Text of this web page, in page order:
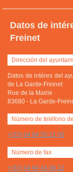
Datos de
Freinet
Dirección del
Datos de intéres del
de La Garde-Freinet
Rue de la Mairie
83680 - La Garde-
Número de teléfono
+(33) 04 94 55 21 00
Número de fax
+(33) 04 94 43 08 22